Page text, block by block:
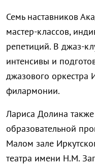
Семь наставников
мастер-классов,
репетиций. В джаз-
интенсивы и
джазового оркестра
филармонии.
Лариса Долина также
образовательной
Малом зале
театра имени Н.М.